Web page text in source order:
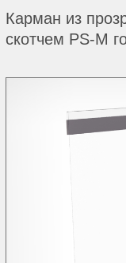
Карман из
скотчем PS-M